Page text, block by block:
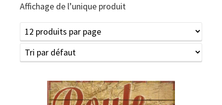
Affichage de l’unique produit